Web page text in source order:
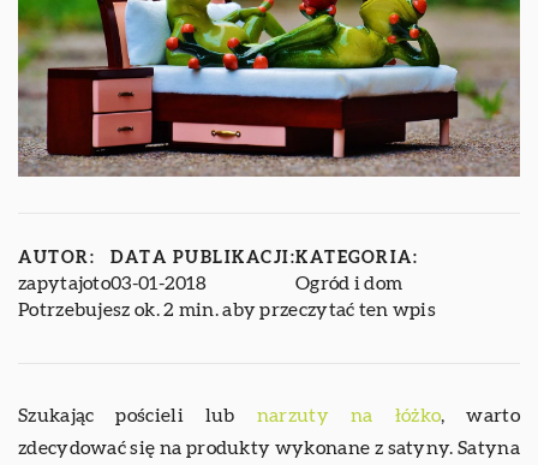
AUTOR:
zapytajoto
DATA PUBLIKACJI:
03-01-2018
KATEGORIA:
Ogród i dom
Potrzebujesz ok. 2 min. aby przeczytać ten wpis
Szukając pościeli lub narzuty na łóżko, warto
zdecydować się na produkty wykonane z satyny. Satyna